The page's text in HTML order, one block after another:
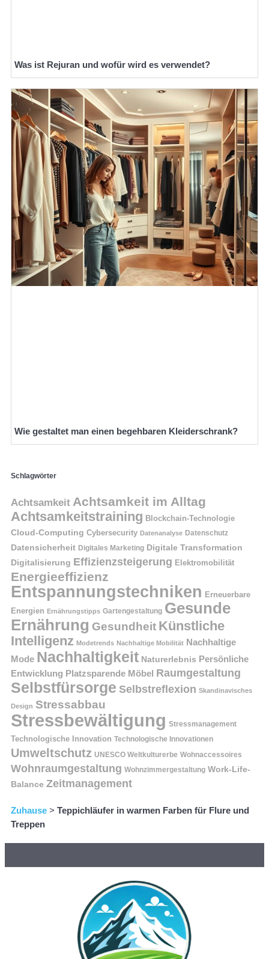
Was ist Rejuran und wofür wird es verwendet?
Wie gestaltet man einen begehbaren Kleiderschrank?
Schlagwörter
Achtsamkeit Achtsamkeit im Alltag
Achtsamkeitstraining Blockchain-Technologie
Cloud-Computing Cybersecurity Datenanalyse Datenschutz
Datensicherheit Digitales Marketing Digitale Transformation
Digitalisierung Effizienzsteigerung Elektromobilität
Energieeffizienz
Entspannungstechniken Erneuerbare
Energien Ernährungstipps Gartengestaltung Gesunde
Ernährung Gesundheit Künstliche
Intelligenz Modetrends Nachhaltige Mobilität Nachhaltige
Mode Nachhaltigkeit Naturerlebnis Persönliche
Entwicklung Platzsparende Möbel Raumgestaltung
Selbstfürsorge Selbstreflexion Skandinavisches
Design Stressabbau
Stressbewältigung Stressmanagement
Technologische Innovation Technologische Innovationen
Umweltschutz UNESCO Weltkulturerbe Wohnaccessoires
Wohnraumgestaltung Wohnzimmergestaltung Work-Life-
Balance Zeitmanagement
Zuhause > Teppichläufer in warmen Farben für Flure und
Treppen